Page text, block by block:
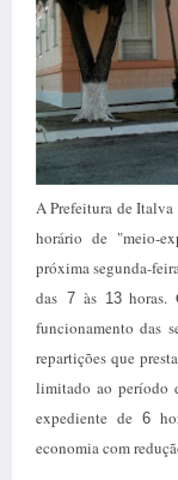
A Prefeitura de
horário de "meio-
próxima segunda-
das 7às 13horas.
funcionamento das
repartições que
limitado ao período
expediente de 6
economia com